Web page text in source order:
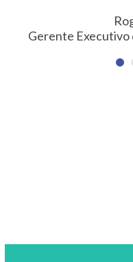
Gerente Executivo